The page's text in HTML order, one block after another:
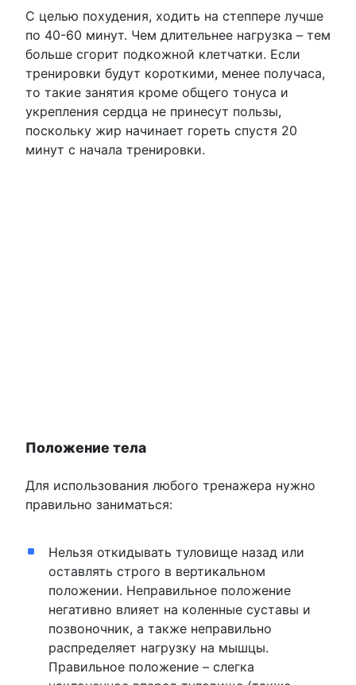
С целью похудения, ходить на степпере лучше
по 40-60 минут. Чем длительнее нагрузка – тем
больше сгорит подкожной клетчатки. Если
тренировки будут короткими, менее получаса,
то такие занятия кроме общего тонуса и
укрепления сердца не принесут пользы,
поскольку жир начинает гореть спустя 20
минут с начала тренировки.
Положение тела
Для использования любого тренажера нужно
правильно заниматься:
Нельзя откидывать туловище назад или
оставлять строго в вертикальном
положении. Неправильное положение
негативно влияет на коленные суставы и
позвоночник, а также неправильно
распределяет нагрузку на мышцы.
Правильное положение – слегка